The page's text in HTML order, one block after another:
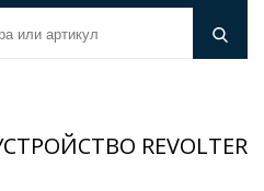
REVOLTER